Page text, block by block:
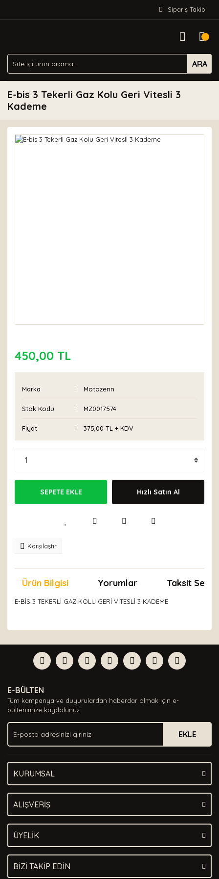
Sipariş Takibi
ARA
E-bis 3 Tekerli Gaz Kolu Geri Vitesli 3
Kademe
450,00 TL
Marka Motozenn
Stok Kodu MZ0017574
Fiyat 375,00 TL + KDV
SEPETE EKLE Hızlı Satın Al
Karşılaştır
Ürün Bilgisi Yorumlar Taksit
E-BİS 3 TEKERLİ GAZ KOLU GERİ VİTESLİ 3 KADEME
Yorum Yaz
formunu kullanarak tarafımıza iletebilirsiniz.
Görüş ve önerileriniz için teşekkür ederiz.
Ürün açıklamasında eksik bilgiler bulunuyor.
Ürün bilgilerinde hatalar bulunuyor.
Ürün fiyatı diğer sitelerden daha pahalı.
Bu ürüne benzer farklı alternatifler olmalı.
E-BÜLTEN
Tüm kampanya ve duyurulardan haberdar olmak için e-
bültenimize kaydolunuz.
EKLE
KURUMSAL
ALIŞVERİŞ
ÜYELİK
BİZİ TAKİP EDİN